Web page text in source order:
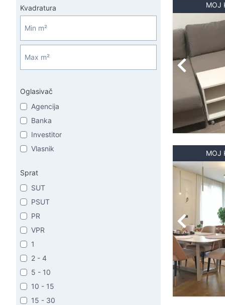
Kvadratura
Oglasivač
Agencija
Banka
Investitor
Vlasnik
Sprat
SUT
PSUT
PR
VPR
1
2 - 4
5 - 10
10 - 15
15 - 30
MOJ
MOJ